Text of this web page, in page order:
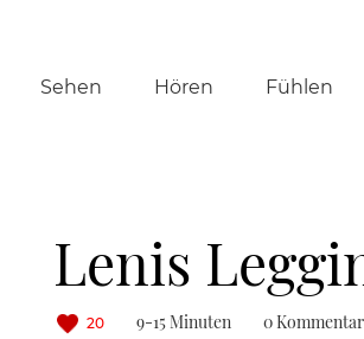
Sehen Hören Fühlen
Lenis
20 9-15 Minuten 0